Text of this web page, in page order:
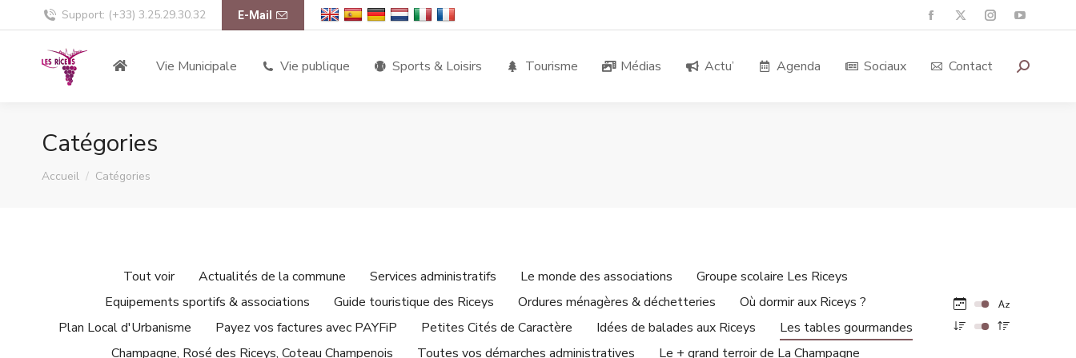
Support: (+33) 3.25.29.30.32 E-Mail
Vie Municipale Vie publique Sports & Loisirs Tourisme Médias Actu’ Agenda Sociaux Contact
Catégories
Vous êtes ici :
Accueil Catégories
Tout voir Actualités de la commune Services administratifs Le monde des associations
Groupe scolaire Les Riceys
Equipements sportifs & associations
Guide touristique des Riceys Ordures ménagères & déchetteries
Où dormir aux Riceys ?
Plan Local d'Urbanisme
Payez vos factures avec PAYFiP Petites Cités de Caractère Idées de balades aux Riceys
Les tables gourmandes
Champagne, Rosé des Riceys, Coteau Champenois
Toutes vos démarches administratives Le + grand terroir de La Champagne